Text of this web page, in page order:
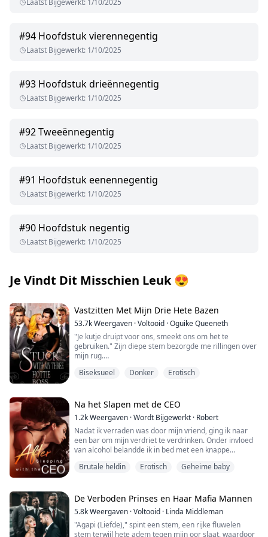
Laatst Bijgewerkt: 1/10/2025
#94 Hoofdstuk vierennegentig
Laatst Bijgewerkt: 1/10/2025
#93 Hoofdstuk drieënnegentig
Laatst Bijgewerkt: 1/10/2025
#92Tweeënnegentig
Laatst Bijgewerkt: 1/10/2025
#91 Hoofdstuk eenennegentig
Laatst Bijgewerkt: 1/10/2025
#90 Hoofdstuk negentig
Laatst Bijgewerkt: 1/10/2025
Je Vindt Dit Misschien Leuk😍
Vastzitten Met Mijn Drie Hete Bazen
53.7kWeergaven ·Voltooid ·Oguike Queeneth
"Je kutje druipt voor ons, smeekt ons om het te
gebruiken." Zijn diepe stem bezorgde me rillingen over
mijn rug.
"Wil je dat, schatje? Wil je dat we je kleine kutje geven
"J...ja, meneer," ademde ik.
Joanna Clover's harde werk tijdens haar studie wierp
zijn vruchten af toen ze een baan als secretaresse
aangeboden kreeg bij haar droombedrijf, Dangote
Group of Industries. Het bedrijf is eigendom van drie
maffia-erfgenamen; ze bezitten niet alleen samen een
Ze zijn seksueel tot elkaar aangetrokken, maar ze
delen alles samen, inclusief vrouwen, en wisselen hen
net zo vaak als kleding. Ze staan bekend als 's werelds
Biseksueel Donker Erotisch
Na het Slapen met de CEO
1.2kWeergaven ·Wordt Bijgewerkt · Robert
Nadat ik verraden was door mijn vriend, ging ik naar
een bar om mijn verdriet te verdrinken. Onder invloed
van alcohol belandde ik in bed met een knappe
kantoor aankwam en ontdekte dat de man met wie ik
de vorige nacht had geslapen, de nieuwe CEO was...
Brutale heldin Erotisch Geheime baby
De Verboden Prinses en Haar Mafia Mannen
5.8kWeergaven ·Voltooid · Linda Middleman
"Agapi (Liefde)," spint een stem, een rijke fluwelen
stem terwijl hete adem tegen mijn oor slaat, waardoor